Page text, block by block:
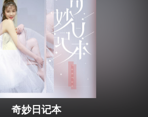
奇妙日记本